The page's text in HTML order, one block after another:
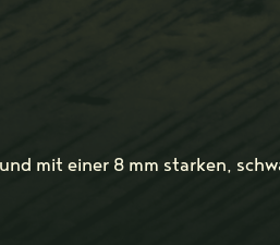
mit einer 8 mm starken,